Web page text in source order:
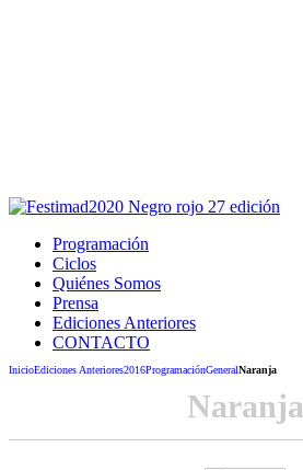
Programación
Ciclos
Quiénes Somos
Prensa
Ediciones Anteriores
CONTACTO
InicioEdiciones Anteriores2016ProgramaciónGeneralNaranja
Naranja